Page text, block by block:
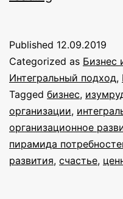
ресепшен
Published 12.09.2019
Categorized as Бизнес
Интегральный подход,
Tagged бизнес,
организации,
организационное
пирамида
развития, счастье,